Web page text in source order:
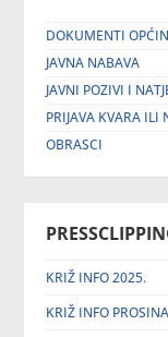
DOKUMENTI
JAVNA NABAVA
JAVNI POZIVI I
PRIJAVA KVARA ILI
OBRASCI
KRIŽ INFO 2025.
KRIŽ INFO